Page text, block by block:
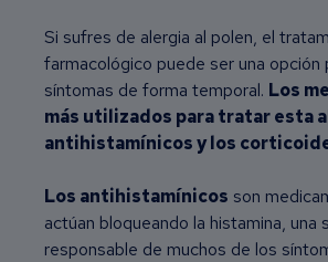
Si sufres de alergia al polen, el
farmacológico puede ser una opción
síntomas de forma temporal. Los
más utilizados para tratar esta
antihistamínicos y los
Los antihistamínicos son
actúan bloqueando la histamina, una
responsable de muchos de los